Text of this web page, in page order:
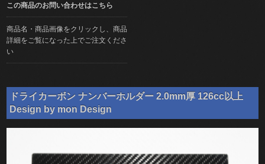
この商品のお問い合わせはこちら
商品名・商品画像をクリックし、商品
詳細をご覧になった上でご注文くださ
い
ドライカーボン ナンバーホルダー 2.0mm厚 126cc以上
Design by mon Design